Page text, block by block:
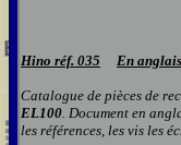
Hino réf. 035 En anglais
Catalogue de pièces de
EL100. Document en
les références, les vis les